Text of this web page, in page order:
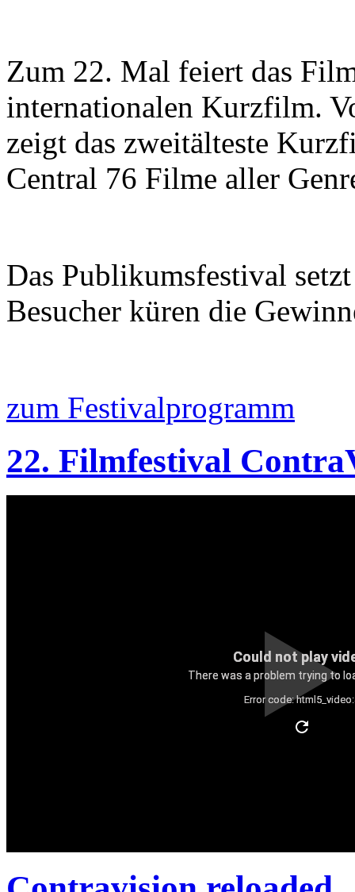
Zum 22. Mal feiert das
internationalen Kurzfilm.
zeigt das zweitälteste
Central 76 Filme aller
Das Publikumsfestival
Besucher küren die
zum Festivalprogramm
22. Filmfestival
Could not play
There was a problem trying to
Error code: